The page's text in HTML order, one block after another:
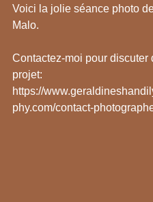
Voici la jolie séance photo
Malo.
Contactez-moi pour discuter
projet:
https://
phy.com/contact-